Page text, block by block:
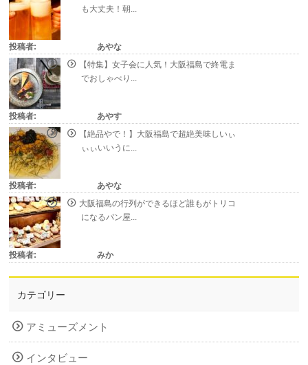
も大丈夫！朝...
投稿者:
あやな
【特集】女子会に人気！大阪福島で終電ま
でおしゃべり...
投稿者:
あやす
【絶品やで！】大阪福島で超絶美味しいぃ
ぃぃいいうに...
投稿者:
あやな
大阪福島の行列ができるほど誰もがトリコ
になるパン屋...
投稿者: みか
カテゴリー
アミューズメント
インタビュー